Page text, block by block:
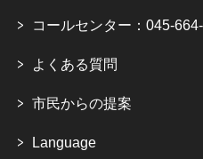
コールセンター：045-
よくある質問
市民からの提案
Language